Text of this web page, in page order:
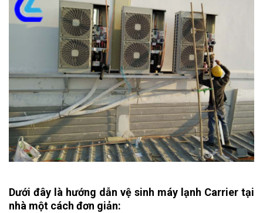
Dưới đây là hướng dẫn vệ sinh máy lạnh Carrier tại
nhà một cách đơn giản: